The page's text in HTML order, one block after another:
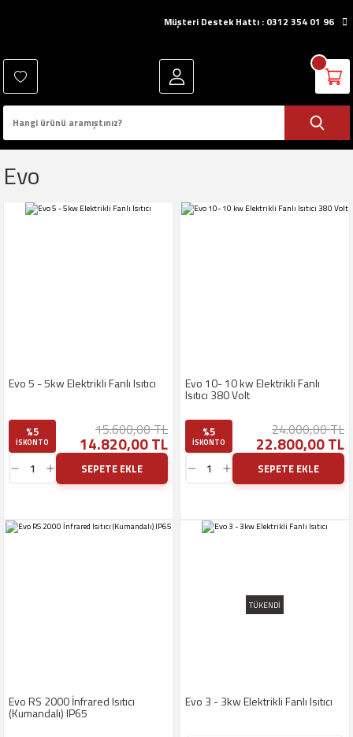
Müşteri Destek Hattı : 0312 354 01 96
Evo
Evo 5 - 5kw Elektrikli Fanlı Isıtıcı
%5
ISKONTO
15.600,00 TL
14.820,00 TL
SEPETE EKLE
Evo 10- 10 kw Elektrikli Fanlı
Isıtıcı 380 Volt
%5
ISKONTO
24.000,00 TL
22.800,00 TL
SEPETE EKLE
Evo RS 2000 İnfrared Isıtıcı
(Kumandalı) IP65
TÜKENDİ
Evo 3 - 3kw Elektrikli Fanlı Isıtıcı